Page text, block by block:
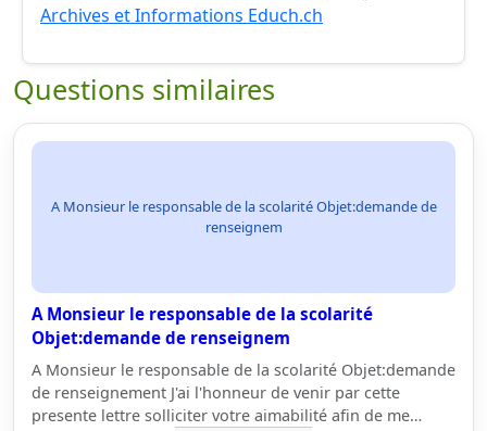
Archives et Informations Educh.ch
Questions similaires
A Monsieur le responsable de la scolarité Objet:demande de
renseignem
A Monsieur le responsable de la scolarité
Objet:demande de renseignem
A Monsieur le responsable de la scolarité Objet:demande
de renseignement J'ai l'honneur de venir par cette
presente lettre solliciter votre aimabilité afin de me…